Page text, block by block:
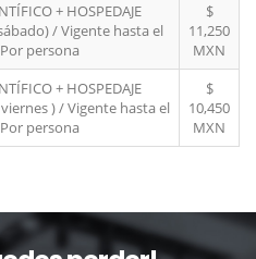
+ HOSPEDAJE
/ Vigente hasta el
persona
$
11,250
MXN
+ HOSPEDAJE
) / Vigente hasta el
persona
$
10,450
MXN